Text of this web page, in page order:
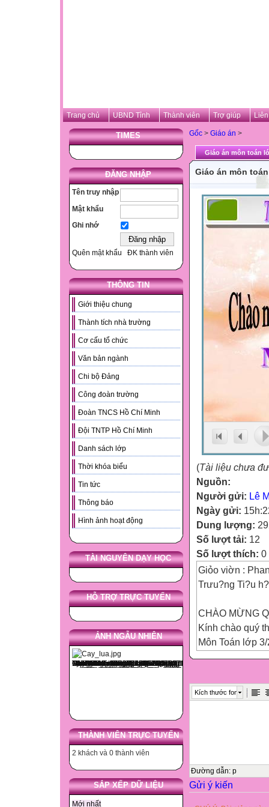
Trang chủ UBND Tỉnh Thành viên Trợ giúp
TIMES
ĐĂNG NHẬP
Tên truy nhập
Mật khẩu
Ghi nhớ
Quên mật khẩu ĐK thành viên
THÔNG TIN
Giới thiệu chung
Thành tích nhà trường
Cơ cấu tổ chức
Văn bản ngành
Chi bộ Đảng
Công đoàn trường
Đoàn TNCS Hồ Chí Minh
Đội TNTP Hồ Chí Minh
Danh sách lớp
Thời khóa biểu
Tin tức
Thông báo
Hình ảnh hoạt động
TÀI NGUYÊN DẠY HỌC
HỖ TRỢ TRỰC TUYẾN
ẢNH NGẪU NHIÊN
THÀNH VIÊN TRỰC TUYẾN
2 khách và 0 thành viên
SẮP XẾP DỮ LIỆU
Mới nhất
Gốc > Giáo án >
Giáo án môn toán
Giáo án môn
(Tài liệu chưa
Nguồn:
Người gửi: Lê
Ngày gửi:
Dung lượng:
Số lượt tải: 12
Số lượt thích: 0
Giỏo viờn :
Trưu?ng Ti?u
CHÀO MỪNG
Kính chào quý
Môn Toán lớp
MÔN : TOÁN
Chào mừng
GV:Phan Thị
CHIA SỐ CÓ
Ví dụ:
Kích thước font
Đường dẫn: p
Gửi ý kiến